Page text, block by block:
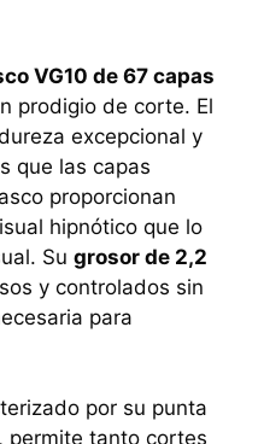
VG10 de 67 capas
prodigio de corte. El
excepcional y
que las capas
proporcionan
hipnótico que lo
Su grosor de 2,2
y controlados sin
para
por su punta
permite tanto cortes